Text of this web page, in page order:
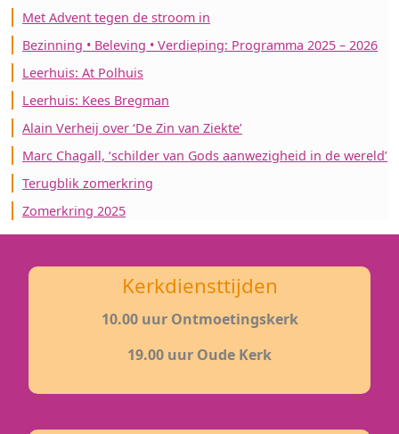
Met Advent tegen de stroom in
Bezinning • Beleving • Verdieping: Programma 2025 – 2026
Leerhuis: At Polhuis
Leerhuis: Kees Bregman
Alain Verheij over ‘De Zin van Ziekte’
Marc Chagall, ‘schilder van Gods aanwezigheid in de wereld’
Terugblik zomerkring
Zomerkring 2025
Kerkdiensttijden
10.00 uur Ontmoetingskerk
19.00 uur Oude Kerk